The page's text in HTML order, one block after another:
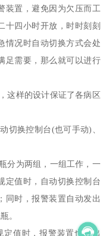
装置，避免因为欠压而工
十四小时开放，时时刻刻
情况时自动切换方式会处
足需要，那么就可以进行
这样的设计保证了各病区
切换控制台(也可手动)、
分为两组，一组工作，一
定值时，自动切换控制台
同时，报警装置自动发出
。
值时，报警装置也发出